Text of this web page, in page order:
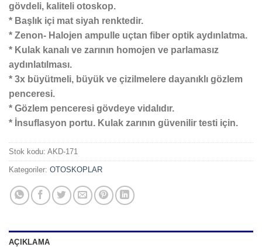
gövdeli, kaliteli otoskop.
* Başlık içi mat siyah renktedir.
* Zenon- Halojen ampulle uçtan fiber optik aydınlatma.
* Kulak kanalı ve zarının homojen ve parlamasız
aydınlatılması.
* 3x büyütmeli, büyük ve çizilmelere dayanıklı gözlem
penceresi.
* Gözlem penceresi gövdeye vidalıdır.
* İnsuflasyon portu. Kulak zarının güvenilir testi için.
Stok kodu: AKD-171
Kategoriler: OTOSKOPLAR
AÇIKLAMA